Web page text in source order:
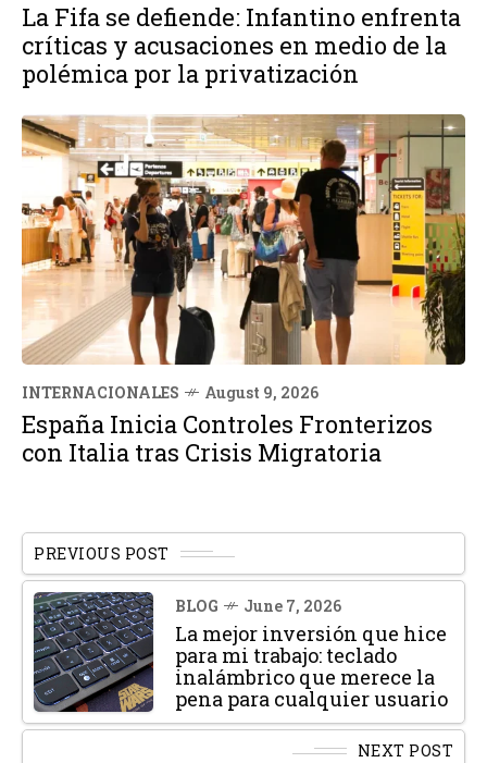
La Fifa se defiende: Infantino enfrenta
críticas y acusaciones en medio de la
polémica por la privatización
INTERNACIONALES August 9, 2026
España Inicia Controles Fronterizos
con Italia tras Crisis Migratoria
PREVIOUS POST
BLOG June 7, 2026
La mejor inversión que hice
para mi trabajo: teclado
inalámbrico que merece la
pena para cualquier usuario
NEXT POST